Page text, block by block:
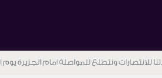
للانتصارات ونتطلع للمواصلة امام الجزيرة يوم